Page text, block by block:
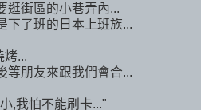
逛街區的小巷弄內...
下了班的日本上班族...
烤...
等朋友來跟我們會合...
,我怕不能刷卡..."